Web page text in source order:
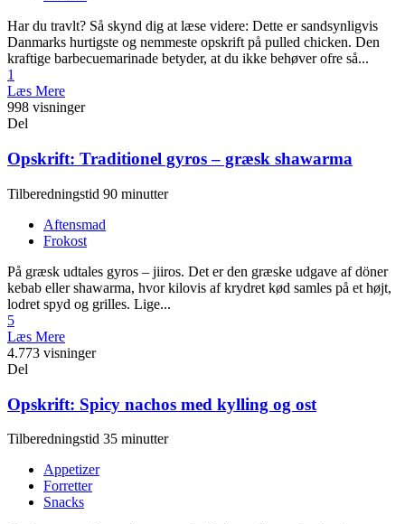
Har du travlt? Så skynd dig at læse videre: Dette er sandsynligvis
Danmarks hurtigste og nemmeste opskrift på pulled chicken. Den
kraftige barbecuemarinade betyder, at du ikke behøver ofre så...
1
Læs Mere
998 visninger
Del
Opskrift: Traditionel gyros – græsk shawarma
Tilberedningstid 90 minutter
Aftensmad
Frokost
På græsk udtales gyros – jiiros. Det er den græske udgave af döner
kebab eller shawarma, hvor kilovis af krydret kød samles på et højt,
lodret spyd og grilles. Lige...
5
Læs Mere
4.773 visninger
Del
Opskrift: Spicy nachos med kylling og ost
Tilberedningstid 35 minutter
Appetizer
Forretter
Snacks